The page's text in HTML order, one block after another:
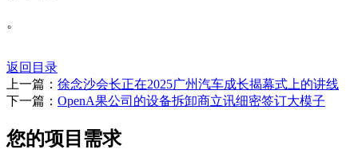
。
返回目录
上一篇： 徐念沙会长正在2025广州汽车成长揭幕式上的讲线
下一篇： OpenA果公司的设备拆卸商立讯细密签订大模子
您的项目需求